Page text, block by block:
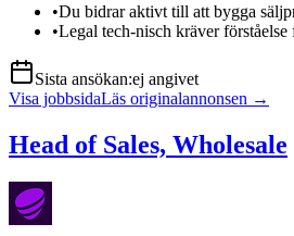
•Du bidrar aktivt till att bygga
•Legal tech-nisch kräver
Sista ansökan:ej angivet
Visa jobbsidaLäs originalannonsen →
Head of Sales, Wholesale